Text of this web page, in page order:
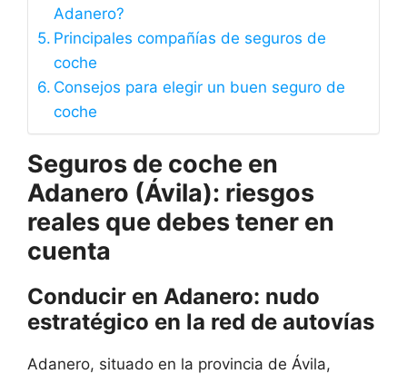
Adanero?
Principales compañías de seguros de
coche
Consejos para elegir un buen seguro de
coche
Seguros de coche en
Adanero (Ávila): riesgos
reales que debes tener en
cuenta
Conducir en Adanero: nudo
estratégico en la red de autovías
Adanero, situado en la provincia de Ávila,